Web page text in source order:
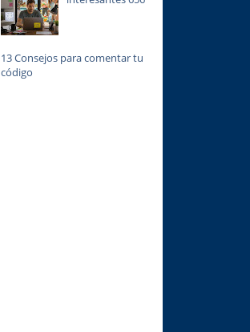
13 Consejos para comentar tu
código